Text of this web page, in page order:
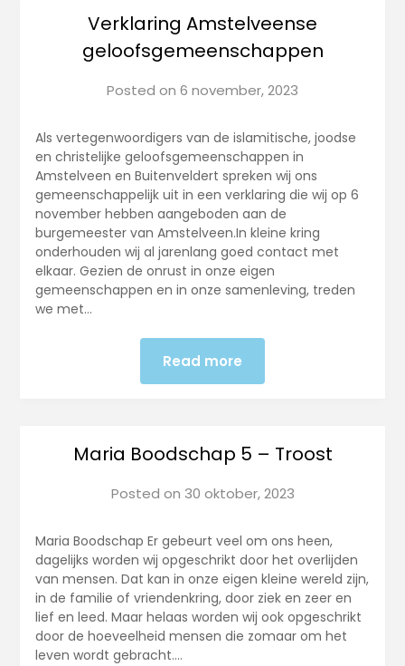
Verklaring Amstelveense
geloofsgemeenschappen
Posted on 6 november, 2023
Als vertegenwoordigers van de islamitische, joodse
en christelijke geloofsgemeenschappen in
Amstelveen en Buitenveldert spreken wij ons
gemeenschappelijk uit in een verklaring die wij op 6
november hebben aangeboden aan de
burgemeester van Amstelveen.In kleine kring
onderhouden wij al jarenlang goed contact met
elkaar. Gezien de onrust in onze eigen
gemeenschappen en in onze samenleving, treden
we met…
Read more
Maria Boodschap 5 – Troost
Posted on 30 oktober, 2023
Maria Boodschap Er gebeurt veel om ons heen,
dagelijks worden wij opgeschrikt door het overlijden
van mensen. Dat kan in onze eigen kleine wereld zijn,
in de familie of vriendenkring, door ziek en zeer en
lief en leed. Maar helaas worden wij ook opgeschrikt
door de hoeveelheid mensen die zomaar om het
leven wordt gebracht….